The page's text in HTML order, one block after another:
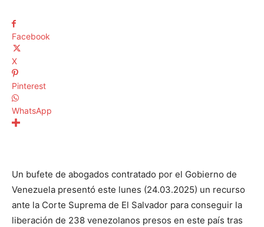
Facebook
X
Pinterest
WhatsApp
Un bufete de abogados contratado por el Gobierno de
Venezuela presentó este lunes (24.03.2025) un recurso
ante la Corte Suprema de El Salvador para conseguir la
liberación de 238 venezolanos presos en este país tras